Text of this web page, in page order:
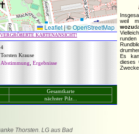
Leaflet|©OpenStreetMap
VERGRÖßERTE KARTENANSICHT!
4
Torsten Krause
Abstimmung Ergebnisse
Gesamtkarte
nächster Pilz...
Thorsten. LG aus Bad
weil
wozu
Es
dieses